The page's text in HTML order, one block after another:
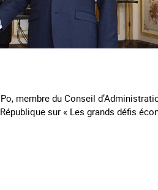
membre du Conseil
sur « Les grands défis